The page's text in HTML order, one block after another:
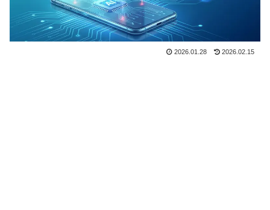
2026.01.28 2026.02.15